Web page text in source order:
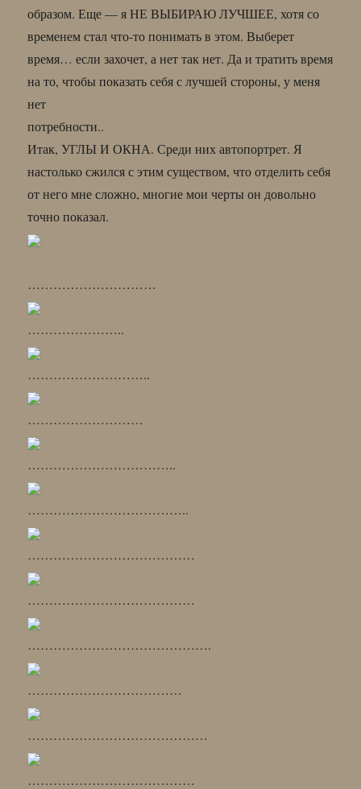
образом. Еще — я НЕ ВЫБИРАЮ ЛУЧШЕЕ, хотя со
временем стал что-то понимать в этом. Выберет
время… если захочет, а нет так нет. Да и тратить время
на то, чтобы показать себя с лучшей стороны, у меня
нет
потребности..
Итак, УГЛЫ И ОКНА. Среди них автопортрет. Я
настолько сжился с этим существом, что отделить себя
от него мне сложно, многие мои черты он довольно
точно показал.
…………………………
…………………..
………………………..
………………………
……………………………..
………………………………..
…………………………………
…………………………………
…………………………………….
………………………………
……………………………………
…………………………………